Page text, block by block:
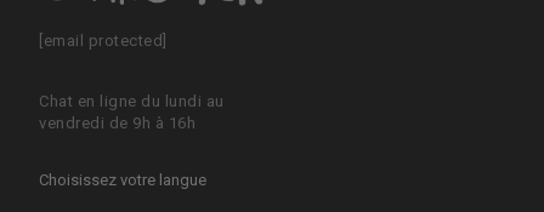
[email protected]
Chat en ligne du lundi au
vendredi de 9h à 16h
Choisissez votre langue